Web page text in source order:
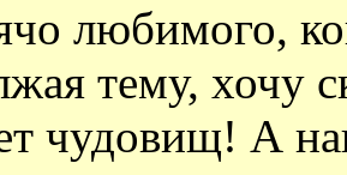
любимого,
тему, хочу
чудовищ! А